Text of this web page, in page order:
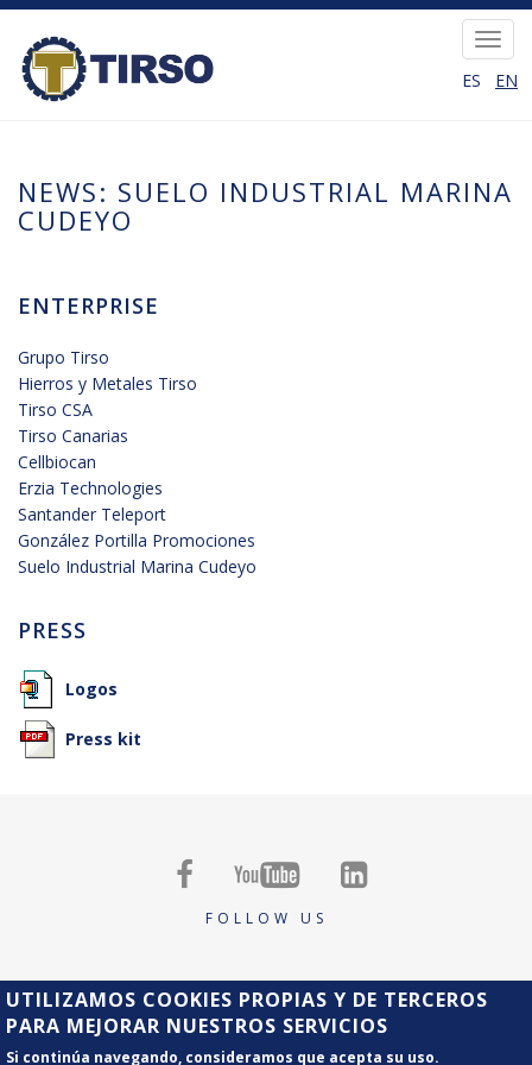
Skip
main
content
ES EN
NEWS: SUELO INDUSTRIAL MARINA
CUDEYO
ENTERPRISE
Grupo Tirso
Hierros y Metales Tirso
Tirso CSA
Tirso Canarias
Cellbiocan
Erzia Technologies
Santander Teleport
González Portilla Promociones
Suelo Industrial Marina Cudeyo
PRESS
Logos
Press kit
  
FOLLOW US
Copyright Tirso Group Legal Notice
UTILIZAMOS COOKIES PROPIAS Y DE TERCEROS
PARA MEJORAR NUESTROS SERVICIOS
Si continúa navegando, consideramos que acepta su uso.